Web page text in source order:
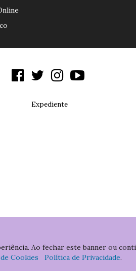
Ao fechar este banner ou
Cookies Política de Privacidade.
Expediente